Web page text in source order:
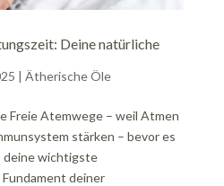
Deine natürliche
| Ätherische Öle
Freie Atemwege – weil Atmen
stärken – bevor es
deine wichtigste
deiner